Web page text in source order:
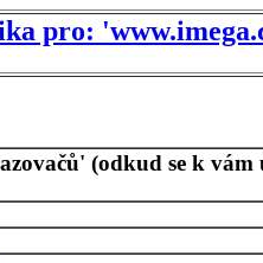
pro:
(odkud se k vám